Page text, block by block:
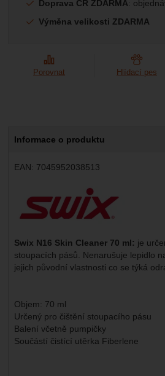
návštěv a zdroje návštěv našich
Data získaná pomocí těchto cookies
Marketingové
Marketingové- abychom vás
Povoleno
Zobrazit
Marketingové cookies používáme
abychom vám mohli zobrazit
Doprava ČR ZDARMA:
Výměna velikosti ZDARMA
Porovnat Hlídací pes
Informace o produktu
EAN: 7045952038513
Swix N16 Skin Cleaner 70 ml: je
stoupacích pásů. Nenarušuje lepidlo
jejich původní vlastnosti co se týká
Objem: 70 ml
Určený pro čištění stoupacího pásu
Balení včetně pumpičky
Součástí čistící utěrka Fiberlene